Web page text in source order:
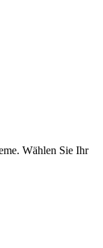
Wählen Sie Ihr